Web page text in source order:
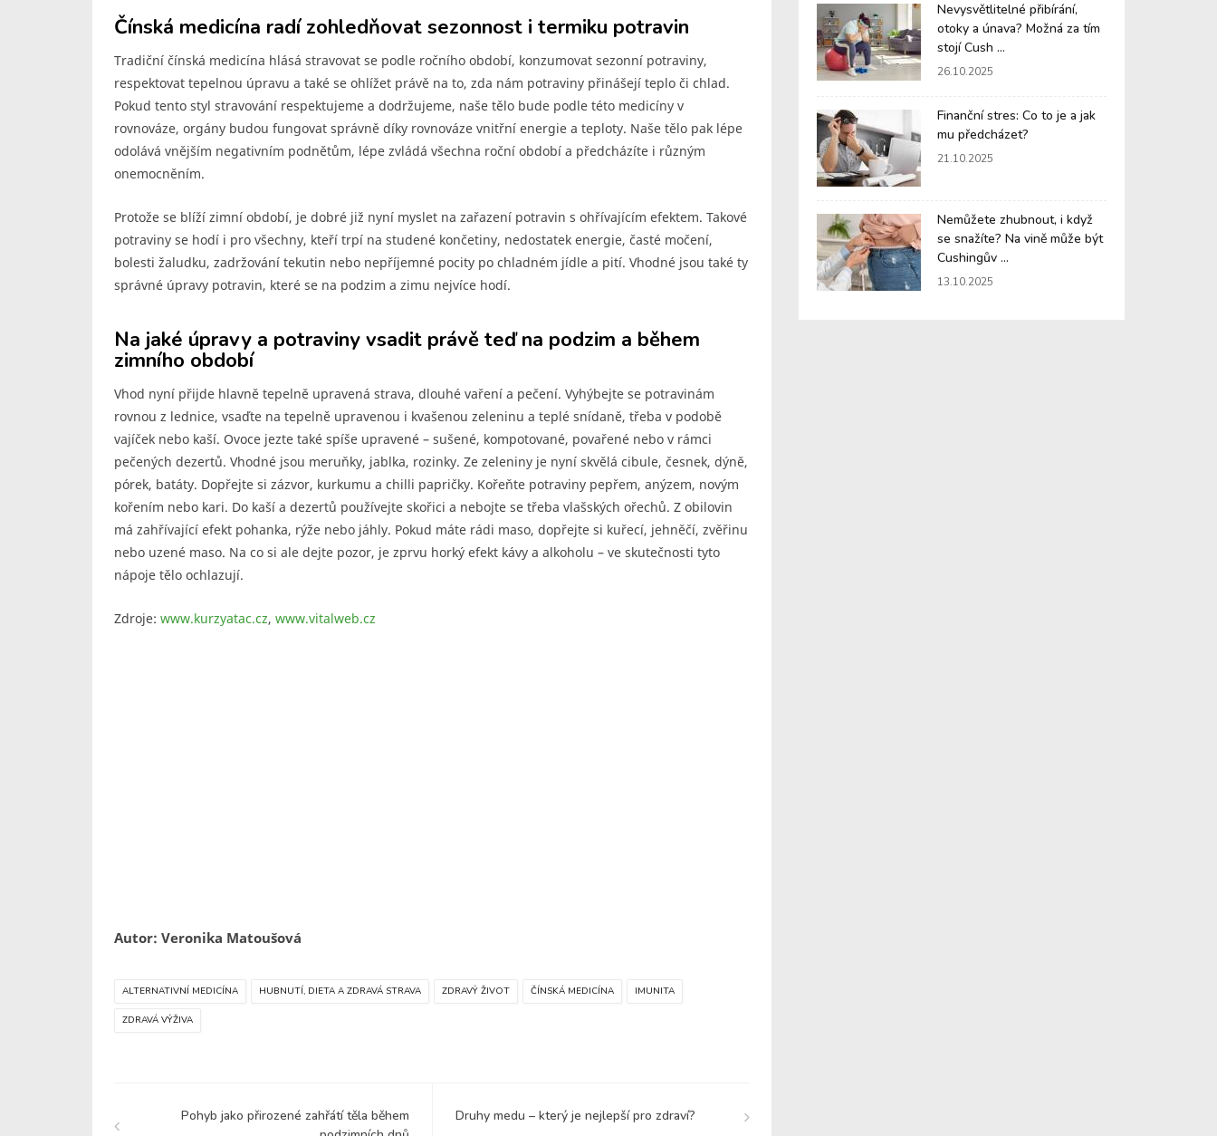
Čínská medicína radí zohledňovat sezonnost i termiku potravin
Tradiční čínská medicína hlásá stravovat se podle ročního období, konzumovat sezonní potraviny,
respektovat tepelnou úpravu a také se ohlížet právě na to, zda nám potraviny přinášejí teplo či chlad.
Pokud tento styl stravování respektujeme a dodržujeme, naše tělo bude podle této medicíny v
rovnováze, orgány budou fungovat správně díky rovnováze vnitřní energie a teploty. Naše tělo pak lépe
odolává vnějším negativním podnětům, lépe zvládá všechna roční období a předcházíte i různým
onemocněním.
Protože se blíží zimní období, je dobré již nyní myslet na zařazení potravin s ohřívajícím efektem. Takové
potraviny se hodí i pro všechny, kteří trpí na studené končetiny, nedostatek energie, časté močení,
bolesti žaludku, zadržování tekutin nebo nepříjemné pocity po chladném jídle a pití. Vhodné jsou také ty
správné úpravy potravin, které se na podzim a zimu nejvíce hodí.
Na jaké úpravy a potraviny vsadit právě teď na podzim a během
zimního období
Vhod nyní přijde hlavně tepelně upravená strava, dlouhé vaření a pečení. Vyhýbejte se potravinám
rovnou z lednice, vsaďte na tepelně upravenou i kvašenou zeleninu a teplé snídaně, třeba v podobě
vajíček nebo kaší. Ovoce jezte také spíše upravené – sušené, kompotované, povařené nebo v rámci
pečených dezertů. Vhodné jsou meruňky, jablka, rozinky. Ze zeleniny je nyní skvělá cibule, česnek, dýně,
pórek, batáty. Dopřejte si zázvor, kurkumu a chilli papričky. Kořeňte potraviny pepřem, anýzem, novým
kořením nebo kari. Do kaší a dezertů používejte skořici a nebojte se třeba vlašských ořechů. Z obilovin
má zahřívající efekt pohanka, rýže nebo jáhly. Pokud máte rádi maso, dopřejte si kuřecí, jehněčí, zvěřinu
nebo uzené maso. Na co si ale dejte pozor, je zprvu horký efekt kávy a alkoholu – ve skutečnosti tyto
nápoje tělo ochlazují.
Zdroje: www.kurzyatac.cz, www.vitalweb.cz
Autor: Veronika Matoušová
ALTERNATIVNÍ MEDICÍNA HUBNUTÍ, DIETA A ZDRAVÁ STRAVA ZDRAVÝ ŽIVOT ČÍNSKÁ MEDICÍNA IMUNITA
ZDRAVÁ VÝŽIVA
Pohyb jako přirozené zahřátí těla během
Druhy medu – který je nejlepší pro zdraví?
Nevysvětlitelné přibírání,
otoky a únava? Možná za tím
stojí Cush ...
26.10.2025
Finanční stres: Co to je a jak
mu předcházet?
21.10.2025
Nemůžete zhubnout, i když
se snažíte? Na vině může být
Cushingův ...
13.10.2025